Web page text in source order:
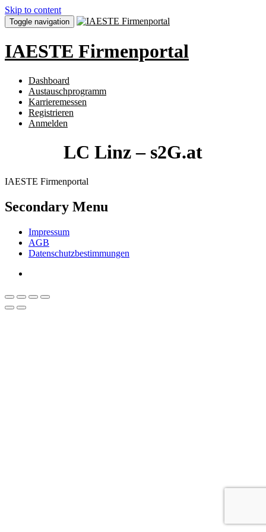
Skip to content
Toggle navigation
IAESTE Firmenportal
Dashboard
Austauschprogramm
Karrieremessen
Registrieren
Anmelden
LC Linz – s2G.at
IAESTE Firmenportal
Secondary Menu
Impressum
AGB
Datenschutzbestimmungen